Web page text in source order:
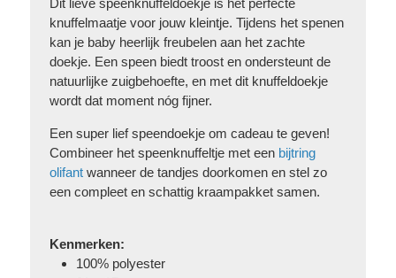
knuffelmaatje voor jouw kleintje. Tijdens het spenen
kan je baby heerlijk freubelen aan het zachte
doekje. Een speen biedt troost en ondersteunt de
natuurlijke zuigbehoefte, en met dit knuffeldoekje
wordt dat moment nóg fijner.
Een super lief speendoekje om cadeau te geven!
Combineer het speenknuffeltje met een bijtring
olifant wanneer de tandjes doorkomen en stel zo
een compleet en schattig kraampakket samen.
Kenmerken:
100% polyester